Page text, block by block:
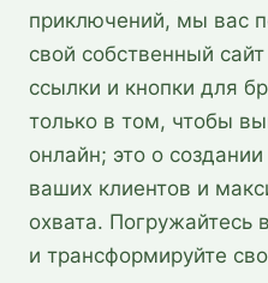
приключений, мы вас
свой собственный
ссылки и кнопки для
только в том, чтобы
онлайн; это о
ваших клиентов и
охвата.
и трансформируйте